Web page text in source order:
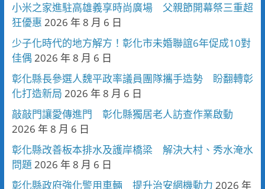
小米之家進駐高雄義享時尚廣場 父親節開幕祭三重超
狂優惠 2026 年 8 月 6 日
少子化時代的地方解方！彰化市未婚聯誼6年促成10對
佳偶 2026 年 8 月 6 日
彰化縣長參選人魏平政率議員團隊攜手造勢 盼翻轉彰
化打造新局 2026 年 8 月 6 日
敲敲門讓愛傳進門 彰化縣獨居老人訪查作業啟動
2026 年 8 月 6 日
彰化縣改善板本排水及護岸橋梁 解決大村、秀水淹水
問題 2026 年 8 月 6 日
彰化縣政府強化警用車輛 提升治安網機動力 2026 年